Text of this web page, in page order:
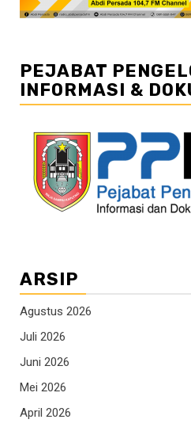
PEJABAT
INFORMASI &
ARSIP
Agustus 2026
Juli 2026
Juni 2026
Mei 2026
April 2026